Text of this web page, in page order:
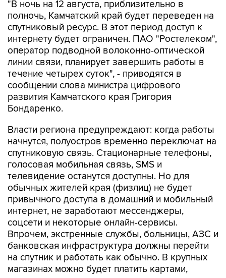
спутниковый ресурс. В этот период доступ к
интернету будет ограничен. ПАО "Ростелеком",
оператор подводной волоконно-оптической
линии связи, планирует завершить работы в
течение четырех суток", - приводятся в
сообщении слова министра цифрового
развития Камчатского края Григория
Бондаренко.
Власти региона предупреждают: когда работы
спутниковую связь. Стационарные телефоны,
голосовая мобильная связь, SMS и
телевидение останутся доступны. Но для
обычных жителей края (физлиц) не будет
привычного доступа в домашний и мобильный
интернет, не заработают мессенджеры,
соцсети и некоторые онлайн-сервисы.
Впрочем, экстренные службы, больницы, АЗС и
банковская инфраструктура должны перейти
на спутник и работать как обычно. В крупных
магазинах можно будет платить картами,
мелким торговым точкам рекомендуют
готовиться к переходу на наличные.